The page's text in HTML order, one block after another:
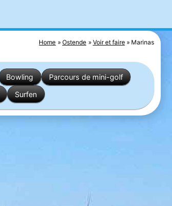
Home Ostende Voir et faire Marinas
Bowling
Parcours de mini-golf
Surfen